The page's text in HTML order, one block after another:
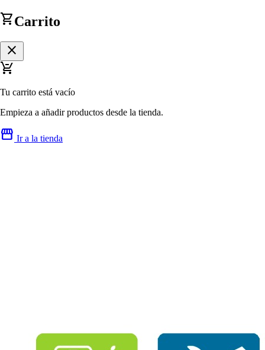
shopping_cartCarrito
close
remove_shopping_cart
Tu carrito está vacío
Empieza a añadir productos desde la tienda.
storefront Ir a la tienda